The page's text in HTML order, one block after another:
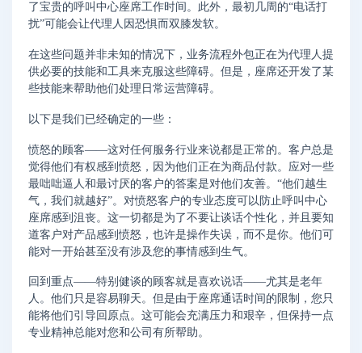
了宝贵的呼叫中心座席工作时间。此外，最初几周的“电话打
扰”可能会让代理人因恐惧而双膝发软。
在这些问题并非未知的情况下，业务流程外包正在为代理人提
供必要的技能和工具来克服这些障碍。但是，座席还开发了某
些技能来帮助他们处理日常运营障碍。
以下是我们已经确定的一些：
愤怒的顾客——这对任何服务行业来说都是正常的。客户总是
觉得他们有权感到愤怒，因为他们正在为商品付款。应对一些
最咄咄逼人和最讨厌的客户的答案是对他们友善。“他们越生
气，我们就越好”。对愤怒客户的专业态度可以防止呼叫中心
座席感到沮丧。这一切都是为了不要让谈话个性化，并且要知
道客户对产品感到愤怒，也许是操作失误，而不是你。他们可
能对一开始甚至没有涉及您的事情感到生气。
回到重点——特别健谈的顾客就是喜欢说话——尤其是老年
人。他们只是容易聊天。但是由于座席通话时间的限制，您只
能将他们引导回原点。这可能会充满压力和艰辛，但保持一点
专业精神总能对您和公司有所帮助。